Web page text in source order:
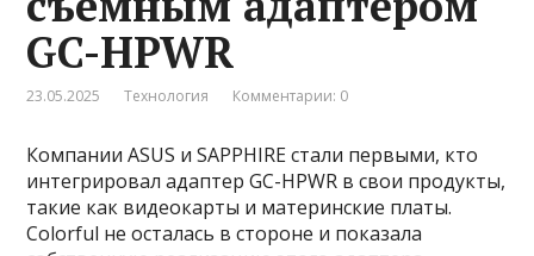
GC-HPWR
23.05.2025 Технология Комментарии: 0
Компании ASUS и SAPPHIRE стали первыми, кто
интегрировал адаптер GC-HPWR в свои продукты,
такие как видеокарты и материнские платы.
Colorful не осталась в стороне и показала